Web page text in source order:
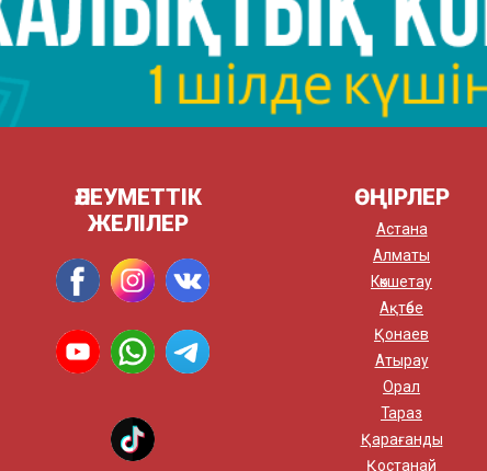
ӘЛЕУМЕТТІК
ЖЕЛІЛЕР
ӨҢІРЛЕР
Астана
Алматы
Көкшетау
Ақтөбе
Қонаев
Атырау
Орал
Тараз
Қарағанды
Қостанай